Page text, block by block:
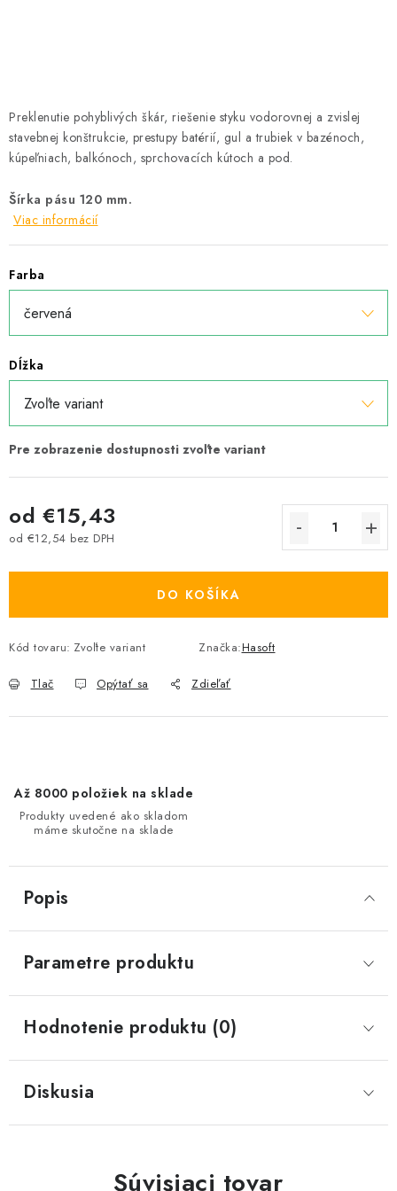
Preklenutie pohyblivých škár, riešenie styku vodorovnej a zvislej
stavebnej konštrukcie, prestupy batérií, gul a trubiek v bazénoch,
kúpeľniach, balkónoch, sprchovacích kútoch a pod.
Šírka pásu 120 mm.
Viac informácií
Farba
Dĺžka
od €15,43
od €12,54 bez DPH
DO KOŠÍKA
Kód tovaru: Zvoľte variant Značka:Hasoft
Tlač Opýtať sa Zdieľať
Až 8000 položiek na sklade
Produkty uvedené ako skladom
máme skutočne na sklade
Popis
Parametre produktu
Hodnotenie produktu (0)
Diskusia
Súvisiaci tovar